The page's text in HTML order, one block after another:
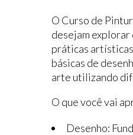
O Curso de
desejam
práticas
básicas de
arte utilizando
O que você vai
Desenho: